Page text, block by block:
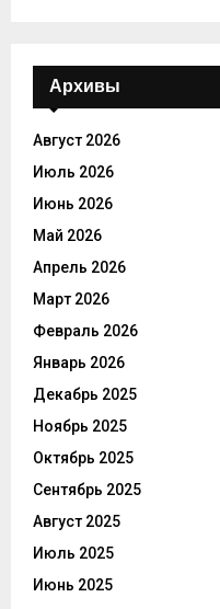
Архивы
Август 2026
Июль 2026
Июнь 2026
Май 2026
Апрель 2026
Март 2026
Февраль 2026
Январь 2026
Декабрь 2025
Ноябрь 2025
Октябрь 2025
Сентябрь 2025
Август 2025
Июль 2025
Июнь 2025